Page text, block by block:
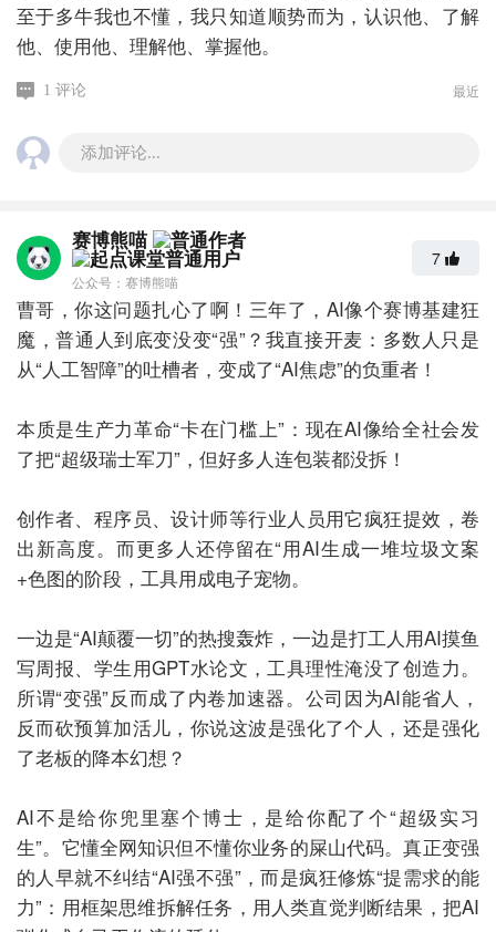
至于多牛我也不懂，我只知道顺势而为，认识他、了解
他、使用他、理解他、掌握他。
1 评论 最近
添加评论...
赛博熊喵
公众号：赛博熊喵
7
曹哥，你这问题扎心了啊！三年了，AI像个赛博基建狂
魔，普通人到底变没变“强”？我直接开麦：多数人只是
从“人工智障”的吐槽者，变成了“AI焦虑”的负重者！
本质是生产力革命“卡在门槛上”：现在AI像给全社会发
了把“超级瑞士军刀”，但好多人连包装都没拆！
创作者、程序员、设计师等行业人员用它疯狂提效，卷
出新高度。而更多人还停留在“用AI生成一堆垃圾文案
+色图的阶段，工具用成电子宠物。
一边是“AI颠覆一切”的热搜轰炸，一边是打工人用AI摸鱼
写周报、学生用GPT水论文，工具理性淹没了创造力。
所谓“变强”反而成了内卷加速器。公司因为AI能省人，
反而砍预算加活儿，你说这波是强化了个人，还是强化
了老板的降本幻想？
AI不是给你兜里塞个博士，是给你配了个“超级实习
生”。它懂全网知识但不懂你业务的屎山代码。真正变强
的人早就不纠结“AI强不强”，而是疯狂修炼“提需求的能
力”：用框架思维拆解任务，用人类直觉判断结果，把AI